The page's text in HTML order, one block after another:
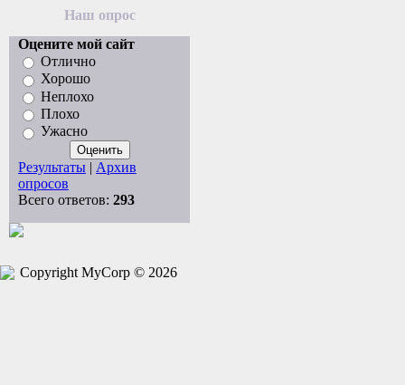
Наш опрос
Оцените мой сайт
Отлично
Хорошо
Неплохо
Плохо
Ужасно
Результаты | Архив
опросов
Всего ответов: 293
Copyright MyCorp © 2026